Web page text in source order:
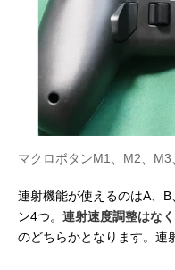
マクロボタンM1、M2、M3
連射機能が使えるのはA、
ン4つ。 連射速度調整はな
のどちらかとなります。連